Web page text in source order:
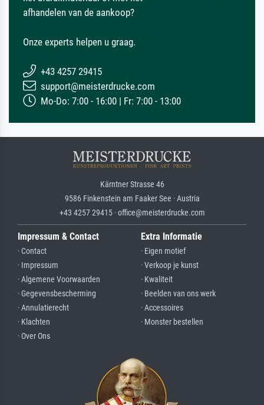
afhandelen van de aankoop?
Onze experts helpen u graag.
+43 4257 29415
support@meisterdrucke.com
Mo-Do: 7:00 - 16:00 | Fr: 7:00 - 13:00
Kärntner Strasse 46
9586 Finkenstein am Faaker See · Austria
+43 4257 29415 · office@meisterdrucke.com
Impressum & Contact
· Contact
· Impressum
· Algemene Voorwaarden
· Gegevensbescherming
· Annulatierecht
· Klachten
· Over Ons
Extra Informatie
· Eigen motief
· Verkoop je kunst
· Kwaliteit
· Beelden van ons werk
· Accessoires
· Monster bestellen